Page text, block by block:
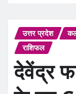
उत्तर प्रदेश
राशिफल
देवेंद्र